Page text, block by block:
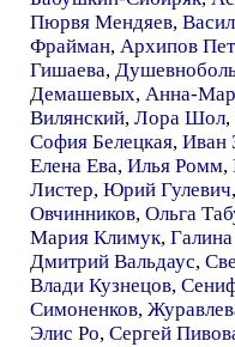
Пюрвя Мендяев,
Фрайман, Архипов
Гишаева,
Демашевых, Анна-
Вилянский, Лора Шол,
София Белецкая, Иван
Елена Ева, Илья Ромм,
Листер, Юрий Гулевич,
Овчинников, Ольга
Мария Климук,
Дмитрий Вальдаус,
Влади Кузнецов,
Симоненков,
Элис Ро, Сергей